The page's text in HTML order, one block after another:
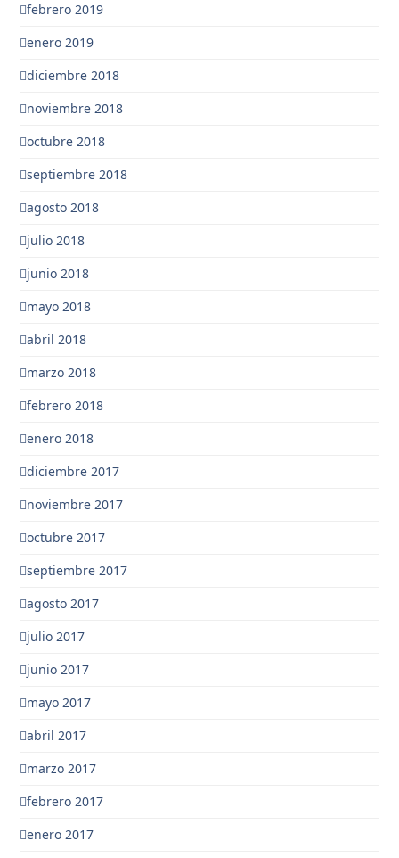
febrero 2019
enero 2019
diciembre 2018
noviembre 2018
octubre 2018
septiembre 2018
agosto 2018
julio 2018
junio 2018
mayo 2018
abril 2018
marzo 2018
febrero 2018
enero 2018
diciembre 2017
noviembre 2017
octubre 2017
septiembre 2017
agosto 2017
julio 2017
junio 2017
mayo 2017
abril 2017
marzo 2017
febrero 2017
enero 2017